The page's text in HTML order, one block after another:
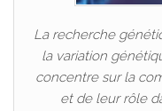
La recherche
la variation
concentre sur la
et de leur rôle